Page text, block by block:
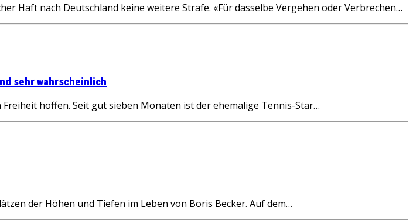
Haft nach Deutschland keine weitere Strafe. «Für dasselbe Vergehen oder Verbrechen…
sehr wahrscheinlich
hoffen. Seit gut sieben Monaten ist der ehemalige Tennis-Star…
der Höhen und Tiefen im Leben von Boris Becker. Auf dem…